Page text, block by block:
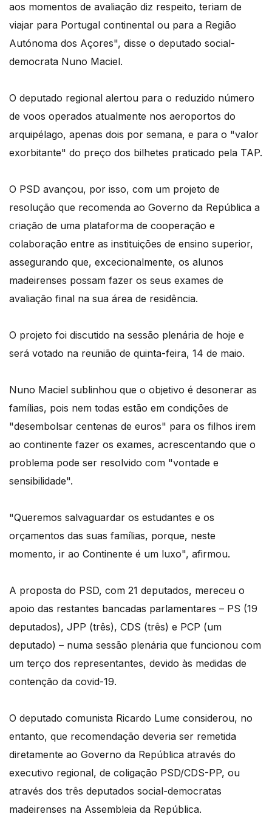
aos momentos de avaliação diz respeito, teriam de
viajar para Portugal continental ou para a Região
Autónoma dos Açores", disse o deputado social-
democrata Nuno Maciel.
O deputado regional alertou para o reduzido número
de voos operados atualmente nos aeroportos do
arquipélago, apenas dois por semana, e para o "valor
exorbitante" do preço dos bilhetes praticado pela TAP.
O PSD avançou, por isso, com um projeto de
resolução que recomenda ao Governo da República a
criação de uma plataforma de cooperação e
colaboração entre as instituições de ensino superior,
assegurando que, excecionalmente, os alunos
madeirenses possam fazer os seus exames de
avaliação final na sua área de residência.
O projeto foi discutido na sessão plenária de hoje e
será votado na reunião de quinta-feira, 14 de maio.
Nuno Maciel sublinhou que o objetivo é desonerar as
famílias, pois nem todas estão em condições de
"desembolsar centenas de euros" para os filhos irem
ao continente fazer os exames, acrescentando que o
problema pode ser resolvido com "vontade e
sensibilidade".
"Queremos salvaguardar os estudantes e os
orçamentos das suas famílias, porque, neste
momento, ir ao Continente é um luxo", afirmou.
A proposta do PSD, com 21 deputados, mereceu o
apoio das restantes bancadas parlamentares – PS (19
deputados), JPP (três), CDS (três) e PCP (um
deputado) – numa sessão plenária que funcionou com
um terço dos representantes, devido às medidas de
contenção da covid-19.
O deputado comunista Ricardo Lume considerou, no
entanto, que recomendação deveria ser remetida
diretamente ao Governo da República através do
executivo regional, de coligação PSD/CDS-PP, ou
através dos três deputados social-democratas
madeirenses na Assembleia da República.